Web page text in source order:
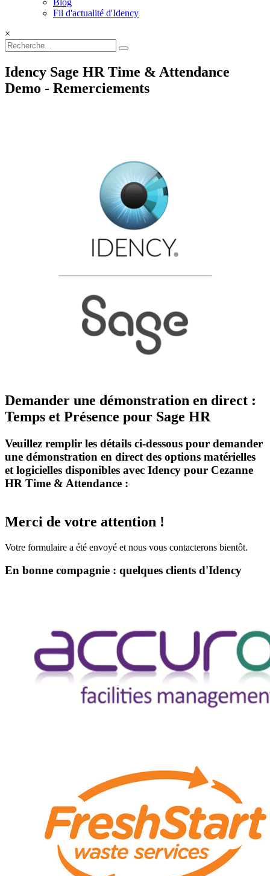
Blog
Fil d'actualité d'Idency
×
Idency Sage HR Time & Attendance
Demo - Remerciements
Demander une démonstration en direct :
Temps et Présence pour Sage HR
Veuillez remplir les détails ci-dessous pour demander
une démonstration en direct des options matérielles
et logicielles disponibles avec Idency pour Cezanne
HR Time & Attendance :
Merci de votre attention !
Votre formulaire a été envoyé et nous vous contacterons bientôt.
En bonne compagnie : quelques clients d'Idency